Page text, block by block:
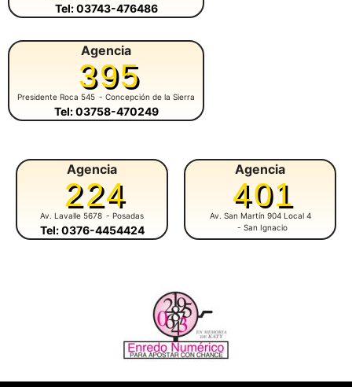
Tel: 03743-476486
Agencia
395
Presidente Roca 545 - Concepción de la Sierra
Tel: 03758-470249
Agencia
224
Av. Lavalle 5678 - Posadas
Tel: 0376-4454424
Agencia
401
Av. San Martín 904 Local 4
- San Ignacio